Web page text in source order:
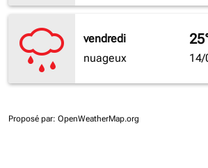
vendredi
nuageux
14/
Proposé par: OpenWeatherMap.org